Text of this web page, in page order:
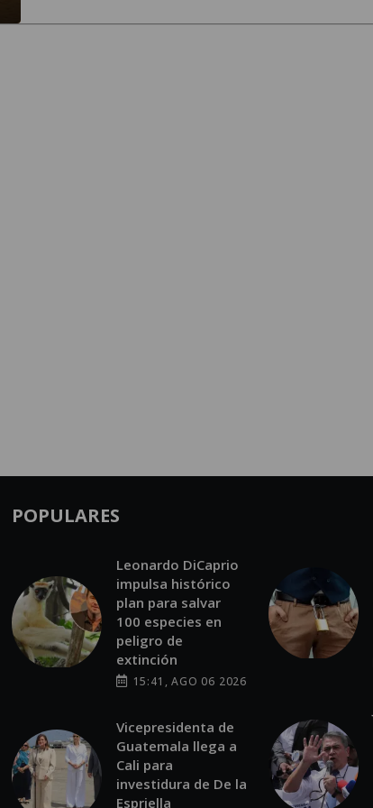
POPULARES
Leonardo DiCaprio
impulsa histórico
plan para salvar
100 especies en
peligro de
extinción
15:41, AGO 06 2026
Vicepresidenta de
Guatemala llega a
Cali para
investidura de De la
Espriella